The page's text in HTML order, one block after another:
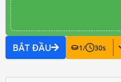
BẮT ĐẦU 1/ 30s